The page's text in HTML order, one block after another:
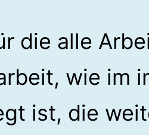
die alle
wie im
ist, die